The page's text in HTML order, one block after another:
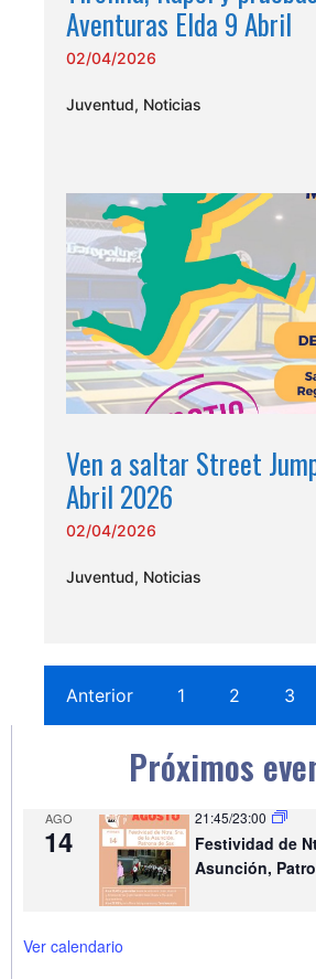
Aventuras Elda 9 Abril
02/04/2026
Juventud, Noticias
Ven a saltar Street
Abril 2026
02/04/2026
Juventud, Noticias
Anterior 1 2 3
Próximos
AGO
14
21:45/23:00
Festividad de
Asunción,
Ver calendario